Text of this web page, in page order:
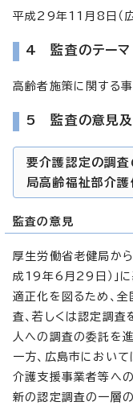
平成29年11月8日（
4 監査のテーマ
高齢者施策に関する
5 監査の意見及
要介護認定の調査
局高齢福祉部介護
監査の意見
厚生労働省老健局から
成19年6月29日）」に
適正化を図るため、
査、若しくは認定調
人への調査の委託を
一方、広島市におい
介護支援事業者等へ
新の認定調査の一層